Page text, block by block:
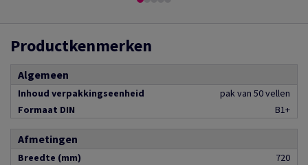
Productkenmerken
Algemeen
Inhoud verpakkingseenheid
pak van 50 vellen
Formaat DIN
B1+
Afmetingen
Breedte (mm)
720